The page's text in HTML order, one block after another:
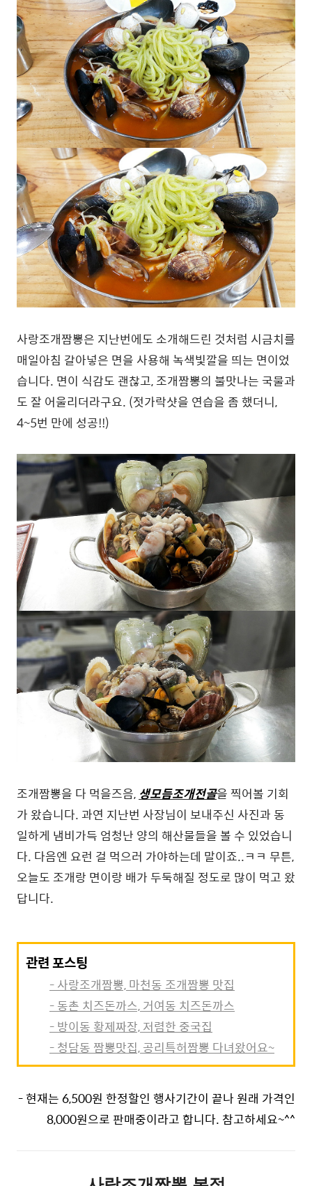
사랑조개짬뽕은 지난번에도 소개해드린 것처럼 시금치를
매일아침 갈아넣은 면을 사용해 녹색빛깔을 띄는 면이었
습니다. 면이 식감도 괜찮고, 조개짬뽕의 불맛나는 국물과
도 잘 어울리더라구요. (젓가락샷을 연습을 좀 했더니,
4~5번 만에 성공!!)
조개짬뽕을 다 먹을즈음, 생모듬조개전골을 찍어볼 기회
가 왔습니다. 과연 지난번 사장님이 보내주신 사진과 동
일하게 냄비가득 엄청난 양의 해산물들을 볼 수 있었습니
다. 다음엔 요런 걸 먹으러 가야하는데 말이죠..ㅋㅋ 무튼,
오늘도 조개랑 면이랑 배가 두둑해질 정도로 많이 먹고 왔
답니다.
관련 포스팅
- 사랑조개짬뽕, 마천동 조개짬뽕 맛집
- 동촌 치즈돈까스, 거여동 치즈돈까스
- 방이동 황제짜장, 저렴한 중국집
- 청담동 짬뽕맛집, 공리특허짬뽕 다녀왔어요~
- 현재는 6,500원 한정할인 행사기간이 끝나 원래 가격인
8,000원으로 판매중이라고 합니다. 참고하세요~^^